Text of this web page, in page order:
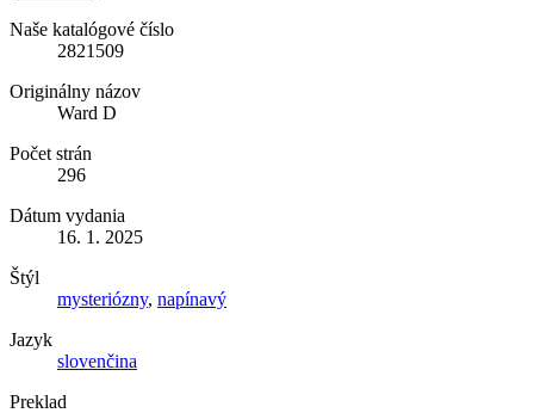
Naše katalógové číslo
2821509
Originálny názov
Ward D
Počet strán
296
Dátum vydania
16. 1. 2025
Štýl
mysteriózny, napínavý
Jazyk
slovenčina
Preklad